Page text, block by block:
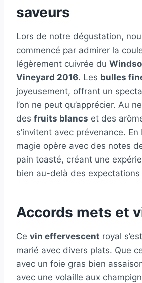
saveurs
Lors de notre dégustation,
commencé par admirer la
légèrement cuivrée du
Vineyard 2016. Les bulles
joyeusement, offrant un
l’on ne peut qu’apprécier. Au
des fruits blancs et des
s’invitent avec prévenance.
magie opère avec des notes
pain toasté, créant une
bien au-delà des expectations
Accords mets et
Ce vin effervescent royal
marié avec divers plats. Que
avec un foie gras bien
avec une volaille aux